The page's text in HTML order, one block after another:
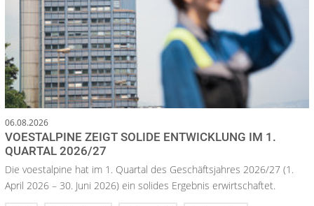
06.08.2026
VOESTALPINE ZEIGT SOLIDE ENTWICKLUNG IM 1.
QUARTAL 2026/27
Die voestalpine hat im 1. Quartal des Geschäftsjahres 2026/27 (1.
April 2026 – 30. Juni 2026) ein solides Ergebnis erwirtschaftet.